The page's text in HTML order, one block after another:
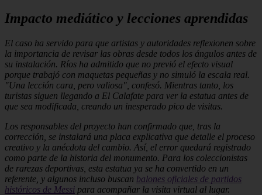
Impacto mediático y lecciones aprendidas
El caso ha servido para que artistas y autoridades reflexionen sobre
la importancia de revisar las obras desde todos los ángulos antes de
su instalación. Ríos ha admitido que no previó el efecto visual
porque trabajó con maquetas pequeñas y no simuló la escala real.
"Una lección cara, pero valiosa", confesó. Mientras tanto, los
turistas siguen llegando a El Calafate para ver la estatua antes de
que sea modificada, creando un inesperado pico de visitas.
Los responsables del proyecto han confirmado que, tras la
corrección, se instalará una placa explicativa que detalle el proceso
creativo y la anécdota del cambio. Así, el error quedará registrado
como parte de la historia del monumento. Para los coleccionistas
de rarezas deportivas, esta estatua ya se ha convertido en un
referente, y algunos incluso buscan balones oficiales de partidos
históricos de Messi para acompañar la visita virtual al lugar.